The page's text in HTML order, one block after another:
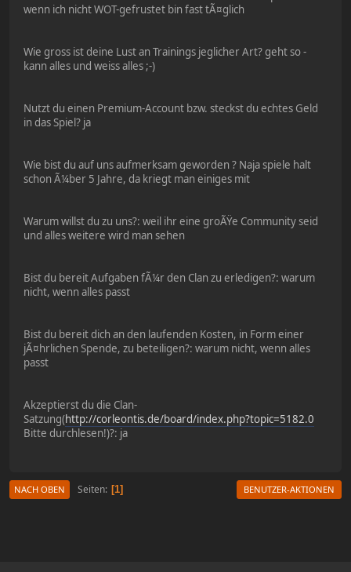
wenn ich nicht WOT-gefrustet bin fast tÃ¤glich
Wie gross ist deine Lust an Trainings jeglicher Art? geht so -
kann alles und weiss alles ;-)
Nutzt du einen Premium-Account bzw. steckst du echtes Geld
in das Spiel? ja
Wie bist du auf uns aufmerksam geworden ? Naja spiele halt
schon Ã¼ber 5 Jahre, da kriegt man einiges mit
Warum willst du zu uns?: weil ihr eine groÃŸe Community seid
und alles weitere wird man sehen
Bist du bereit Aufgaben fÃ¼r den Clan zu erledigen?: warum
nicht, wenn alles passt
Bist du bereit dich an den laufenden Kosten, in Form einer
jÃ¤hrlichen Spende, zu beteiligen?: warum nicht, wenn alles
passt
Akzeptierst du die Clan-
Satzung(http://corleontis.de/board/index.php?topic=5182.0
Bitte durchlesen!)?: ja
NACH OBEN Seiten 1 BENUTZER-AKTIONEN